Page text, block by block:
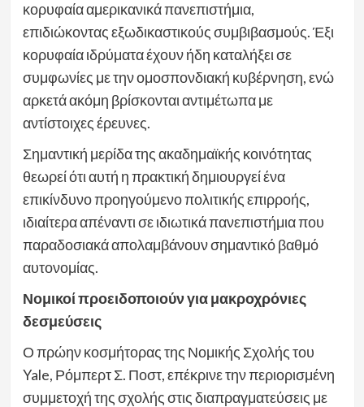
κορυφαία αμερικανικά πανεπιστήμια,
επιδιώκοντας εξωδικαστικούς συμβιβασμούς. Έξι
κορυφαία ιδρύματα έχουν ήδη καταλήξει σε
συμφωνίες με την ομοσπονδιακή κυβέρνηση, ενώ
αρκετά ακόμη βρίσκονται αντιμέτωπα με
αντίστοιχες έρευνες.
Σημαντική μερίδα της ακαδημαϊκής κοινότητας
θεωρεί ότι αυτή η πρακτική δημιουργεί ένα
επικίνδυνο προηγούμενο πολιτικής επιρροής,
ιδιαίτερα απέναντι σε ιδιωτικά πανεπιστήμια που
παραδοσιακά απολαμβάνουν σημαντικό βαθμό
αυτονομίας.
Νομικοί προειδοποιούν για μακροχρόνιες
δεσμεύσεις
Ο πρώην κοσμήτορας της Νομικής Σχολής του
Yale, Ρόμπερτ Σ. Ποστ, επέκρινε την περιορισμένη
συμμετοχή της σχολής στις διαπραγματεύσεις με